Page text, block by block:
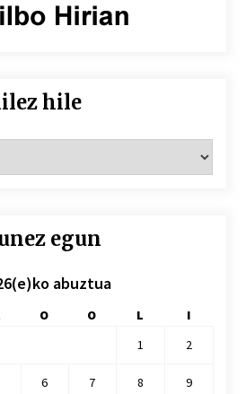
hile
egun
abuztua
O O L
I
1
2
6 7 8 9